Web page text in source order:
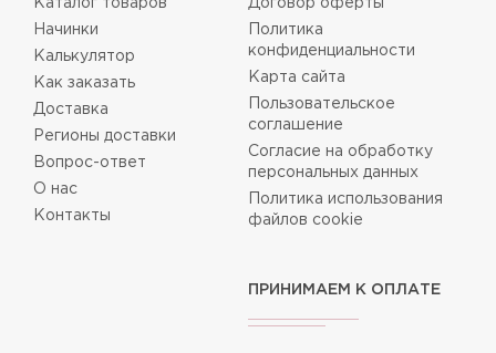
Каталог товаров
Начинки
Калькулятор
Как заказать
Доставка
Регионы доставки
Вопрос-ответ
О нас
Контакты
Договор оферты
Политика
конфиденциальности
Карта сайта
Пользовательское
соглашение
Согласие на обработку
персональных данных
Политика использования
файлов cookie
ПРИНИМАЕМ К ОПЛАТЕ